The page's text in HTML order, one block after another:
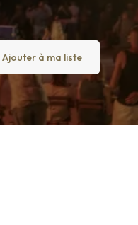
Ajouter à ma liste